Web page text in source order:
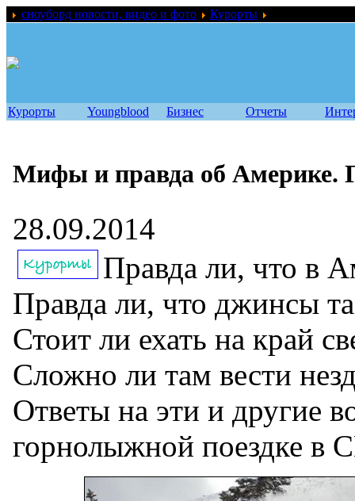
сноуборд новости, видео и фото Курорты
Курорты Youngblood Бизнес Отчеты
Мифы и правда об Америке.
28.09.2014
Правда ли, что в
Правда ли, что джинсы
Стоит ли ехать на край
Сложно ли там вести
Ответы на эти и другие
горнолыжной поездке